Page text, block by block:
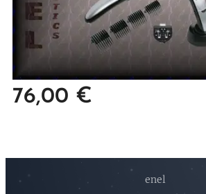
76,00 €
enel